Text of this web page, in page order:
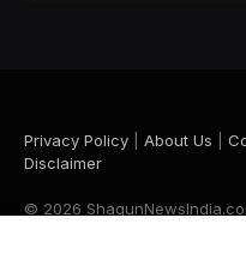
Privacy Policy About Us
Disclaimer
© 2026